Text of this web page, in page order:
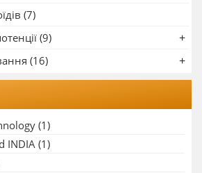
(7)
(9)
(16)
(1)
INDIA (1)